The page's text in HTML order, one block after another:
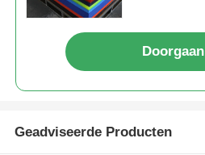
Doorgaan
Geadviseerde Producten